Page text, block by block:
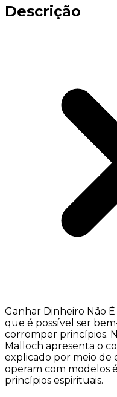
Descrição
Ganhar Dinheiro Não
que é possível ser
corromper princípios.
Malloch apresenta o
explicado por meio de
operam com modelos
princípios espirituais.